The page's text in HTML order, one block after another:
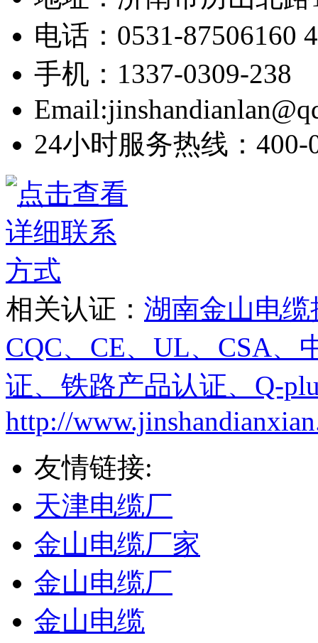
电话：0531-87506160
手机：1337-0309-238
24小时服务热线：400-
相关认证： 湖南金山电
CQC、CE、UL、CSA、
证、铁路产品认证、Q-
http://
友情链接:
天津电缆厂
金山电缆厂家
金山电缆厂
金山电缆